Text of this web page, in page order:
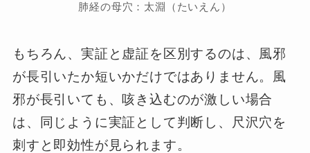
肺経の母穴：太淵（たいえん）
もちろん、実証と虚証を区別するのは、風邪
が長引いたか短いかだけではありません。風
邪が長引いても、咳き込むのが激しい場合
は、同じように実証として判断し、尺沢穴を
刺すと即効性が見られます。